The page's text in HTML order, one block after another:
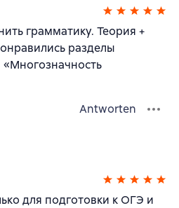
грамматику. Теория +
разделы
Antworten
для подготовки к ОГЭ и